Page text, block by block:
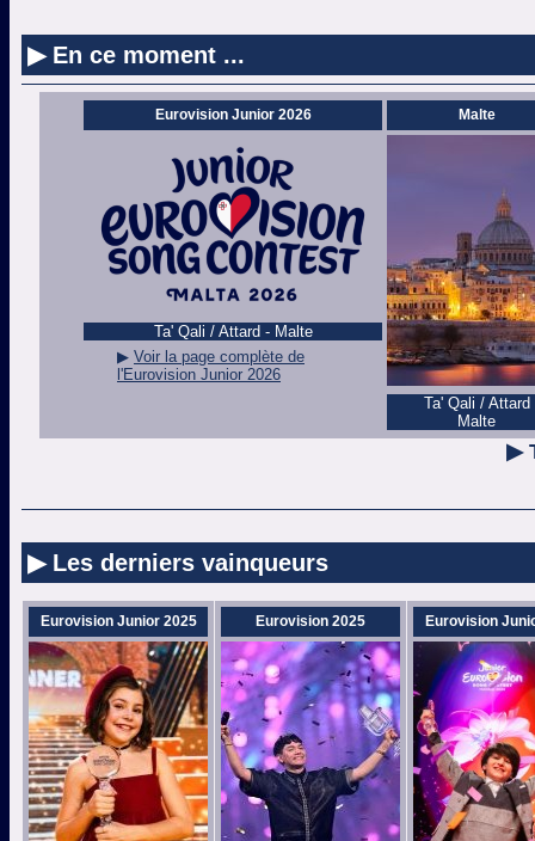
▶ En ce moment ...
Eurovision Junior 2026
Ta' Qali / Attard - Malte
▶ Voir la page complète de
l'Eurovision Junior 2026
Malte
Ta' Qali / Attard
Malte
▶
▶ Les derniers vainqueurs
Eurovision Junior 2025 Eurovision 2025 Eurovision